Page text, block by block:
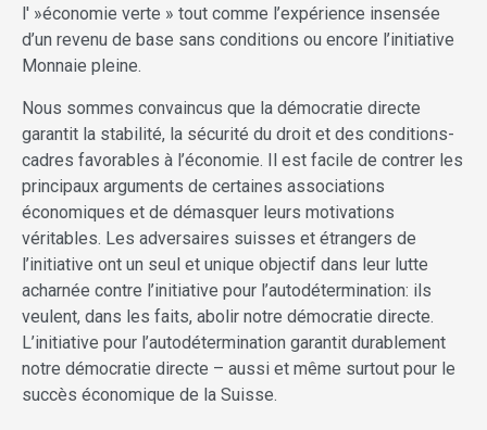
l' »économie verte » tout comme l’expérience insensée
d’un revenu de base sans conditions ou encore l’initiative
Monnaie pleine.
Nous sommes convaincus que la démocratie directe
garantit la stabilité, la sécurité du droit et des conditions-
cadres favorables à l’économie. Il est facile de contrer les
principaux arguments de certaines associations
économiques et de démasquer leurs motivations
véritables. Les adversaires suisses et étrangers de
l’initiative ont un seul et unique objectif dans leur lutte
acharnée contre l’initiative pour l’autodétermination: ils
veulent, dans les faits, abolir notre démocratie directe.
L’initiative pour l’autodétermination garantit durablement
notre démocratie directe – aussi et même surtout pour le
succès économique de la Suisse.